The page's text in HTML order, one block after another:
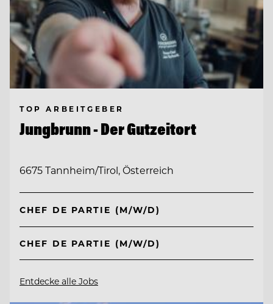
TOP ARBEITGEBER
Jungbrunn - Der Gutzeitort
6675 Tannheim/Tirol, Österreich
CHEF DE PARTIE (M/W/D)
CHEF DE PARTIE (M/W/D)
Entdecke alle Jobs